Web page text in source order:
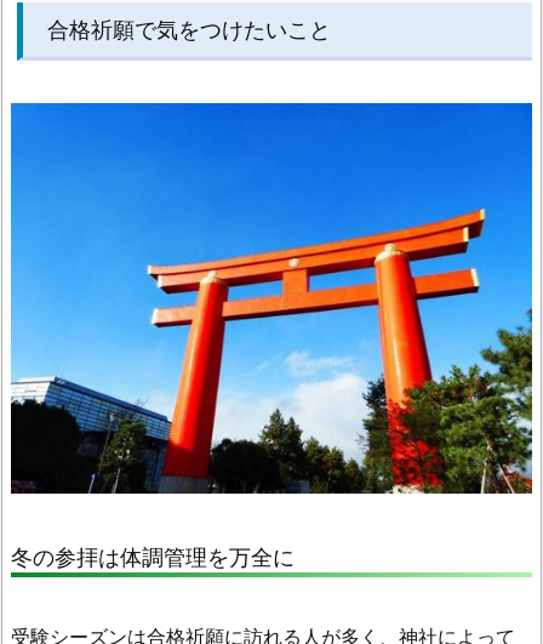
合格祈願で気をつけたいこと
冬の参拝は体調管理を万全に
受験シーズンは合格祈願に訪れる人が多く、神社によって